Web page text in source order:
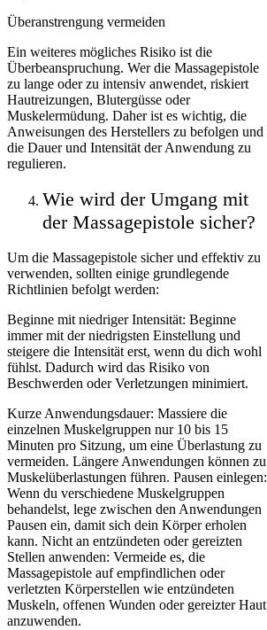
Überanstrengung vermeiden
Ein weiteres mögliches Risiko ist die
Überbeanspruchung. Wer die Massagepistole
zu lange oder zu intensiv anwendet, riskiert
Hautreizungen, Blutergüsse oder
Muskelermüdung. Daher ist es wichtig, die
Anweisungen des Herstellers zu befolgen und
die Dauer und Intensität der Anwendung zu
regulieren.
Wie wird der Umgang mit
der Massagepistole sicher?
Um die Massagepistole sicher und effektiv zu
verwenden, sollten einige grundlegende
Richtlinien befolgt werden:
Beginne mit niedriger Intensität: Beginne
immer mit der niedrigsten Einstellung und
steigere die Intensität erst, wenn du dich wohl
fühlst. Dadurch wird das Risiko von
Beschwerden oder Verletzungen minimiert.
Kurze Anwendungsdauer: Massiere die
einzelnen Muskelgruppen nur 10 bis 15
Minuten pro Sitzung, um eine Überlastung zu
vermeiden. Längere Anwendungen können zu
Muskelüberlastungen führen. Pausen einlegen:
Wenn du verschiedene Muskelgruppen
behandelst, lege zwischen den Anwendungen
Pausen ein, damit sich dein Körper erholen
kann. Nicht an entzündeten oder gereizten
Stellen anwenden: Vermeide es, die
Massagepistole auf empfindlichen oder
verletzten Körperstellen wie entzündeten
Muskeln, offenen Wunden oder gereizter Haut
anzuwenden.